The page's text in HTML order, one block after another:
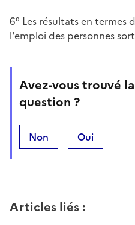
6° Les résultats en termes
l'emploi des personnes
Avez-vous trouvé
question ?
Non Oui
Articles liés :